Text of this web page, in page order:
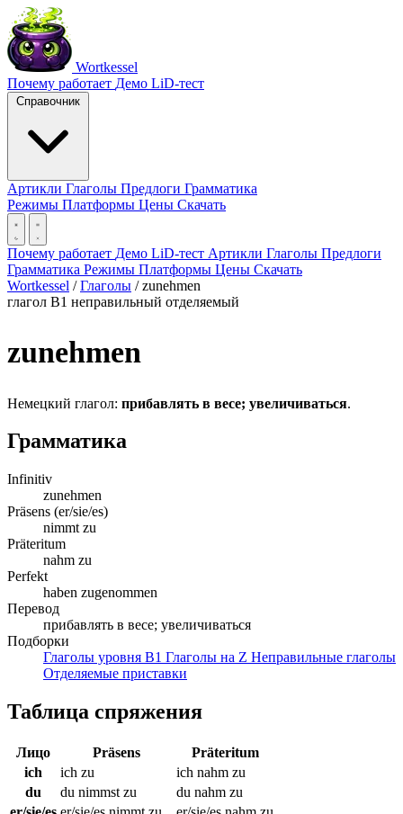
Wortkessel
Почему работает Демо LiD-тест
Справочник
Артикли Глаголы Предлоги Грамматика
Режимы Платформы Цены Скачать
Почему работает Демо LiD-тест Артикли Глаголы Предлоги
Грамматика Режимы Платформы Цены Скачать
Wortkessel / Глаголы / zunehmen
глагол B1 неправильный отделяемый
zunehmen
Немецкий глагол: прибавлять в весе; увеличиваться.
Грамматика
Infinitiv
zunehmen
Präsens (er/sie/es)
nimmt zu
Präteritum
nahm zu
Perfekt
haben zugenommen
Перевод
прибавлять в весе; увеличиваться
Подборки
Глаголы уровня B1 Глаголы на Z Неправильные глаголы
Отделяемые приставки
Таблица спряжения
Лицо Präsens
Präteritum
ich
ich zu
ich nahm zu
du
du nimmst zu
du nahm zu